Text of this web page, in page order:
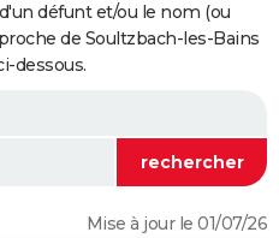
défunt et/ou le nom (ou
de Soultzbach-les-Bains
dessous.
Mise à jour le 01/07/26